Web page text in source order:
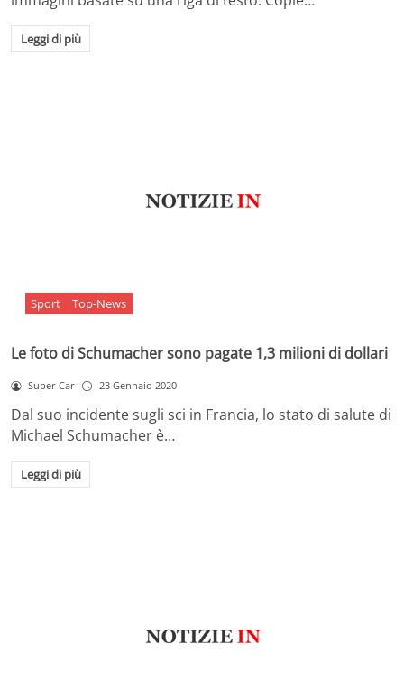
Leggi di più
Sport Top-News
Le foto di Schumacher sono pagate 1,3 milioni di dollari
Super Car 23 Gennaio 2020
Dal suo incidente sugli sci in Francia, lo stato di salute di
Michael Schumacher è…
Leggi di più